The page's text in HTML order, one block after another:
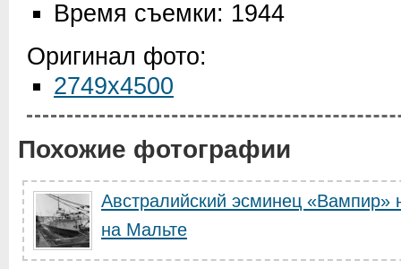
Время съемки: 1944
Оригинал фото:
2749x4500
Похожие фотографии
Австралийский эсминец «Вампир»
на Мальте